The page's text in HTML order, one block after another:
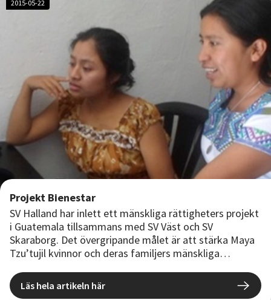
2015-05-22
Projekt Bienestar
SV Halland har inlett ett mänskliga rättigheters projekt
i Guatemala tillsammans med SV Väst och SV
Skaraborg. Det övergripande målet är att stärka Maya
Tzu’tujil kvinnor och deras familjers mänskliga
studiecirklar.
Läs hela artikeln här